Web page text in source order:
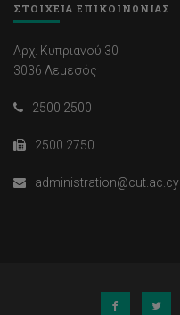
ΣΤΟΙΧΕΙΑ ΕΠΙΚΟΙΝΩΝΙΑΣ
Αρχ. Κυπριανού 30
3036 Λεμεσός
2500 2500
2500 2750
administration@cut.ac.cy